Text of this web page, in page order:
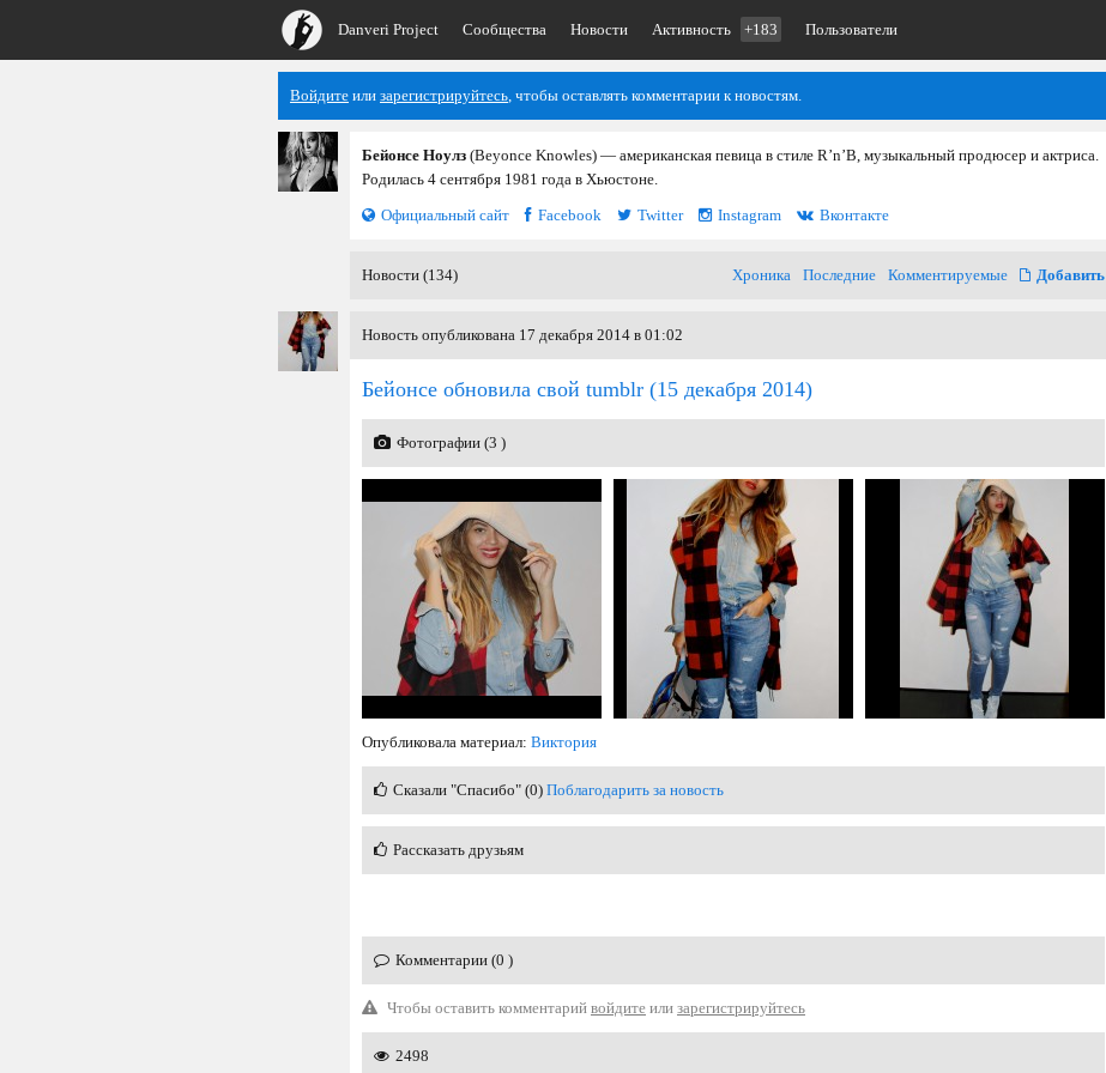
Danveri Project Сообщества Новости Активность +183 Пользователи
Войдите или зарегистрируйтесь, чтобы оставлять комментарии к новостям.
Бейонсе Ноулз (Beyonce Knowles) — американская певица в стиле R’n’B, музыкальный продюсер и актриса.
Родилась 4 сентября 1981 года в Хьюстоне.
Официальный сайт
Facebook Twitter Instagram Вконтакте
Новости (134) Хроника Последние Комментируемые Добавить
Новость опубликована 17 декабря 2014 в 01:02
Бейонсе обновила свой tumblr (15 декабря 2014)
Фотографии (3 )
Опубликовала материал: Виктория
Сказали "Спасибо" (0) Поблагодарить за новость
Рассказать друзьям
Комментарии (0 )
Чтобы оставить комментарий войдите или зарегистрируйтесь
2498